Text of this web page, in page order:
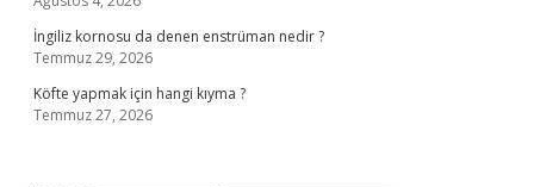
İngiliz kornosu da denen enstrüman nedir ?
Temmuz 29, 2026
Köfte yapmak için hangi kıyma ?
Temmuz 27, 2026